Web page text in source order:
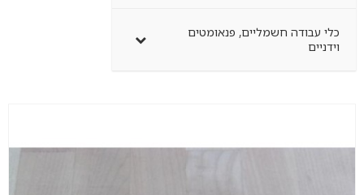
כלי עבודה חשמליים, פנאומטים
וידניים